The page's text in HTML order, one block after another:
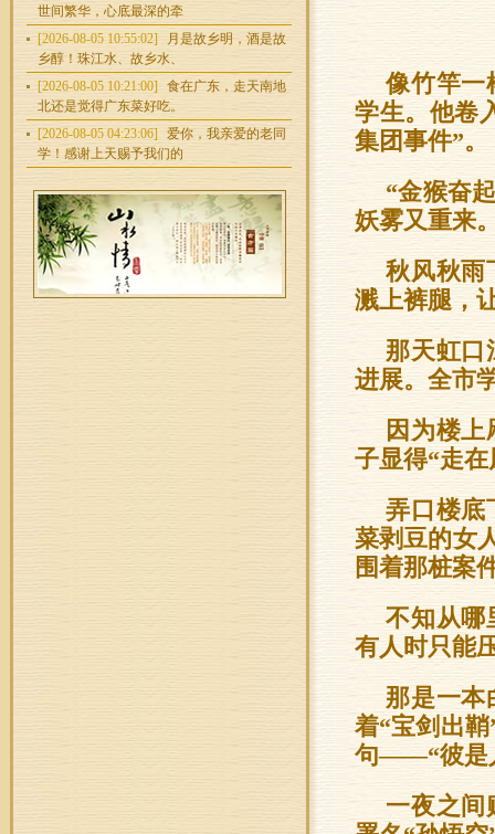
世间繁华，心底最深的牵
[2026-08-05 10:55:02]
月是故乡明，酒是故
乡醇！珠江水、故乡水、
[2026-08-05 10:21:00]
食在广东，走天南地
北还是觉得广东菜好吃。
[2026-08-05 04:23:06]
爱你，我亲爱的老同
学！感谢上天赐予我们的
像竹竿一
学生。他卷
集团事件”。
“金猴奋
妖雾又重来
秋风秋雨
溅上裤腿，
那天虹口
进展。全市
因为楼
子显得“走
弄口楼底
菜剥豆的女
围着那桩案
不知从哪
有人时只能
那是一本
着“宝剑出
句——“彼是
一夜之间